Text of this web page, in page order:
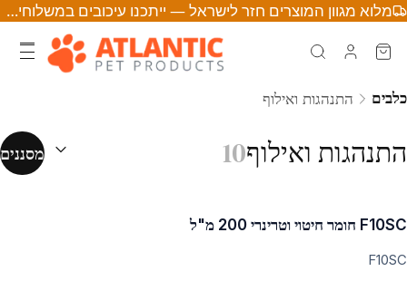
מלוא מגוון המוצרים חזר לישראל — ייתכנו עיכובים במשלוחים • לחצו לפרטים
כלבים התנהגות ואילוף
התנהגות ואילוף10 מיון לפי:
מסננים
F10SC חומר חיטוי וטרינרי 200 מ"ל
F10SC